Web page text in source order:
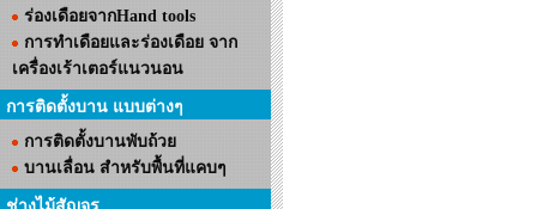
ร่องเดือยจากHand tools
การทำเดือยและร่องเดือย จาก
เครื่องเร้าเตอร์แนวนอน
การติดตั้งบาน แบบต่างๆ
การติดตั้งบานพับถ้วย
บานเลื่อน สำหรับพื้นที่แคบๆ